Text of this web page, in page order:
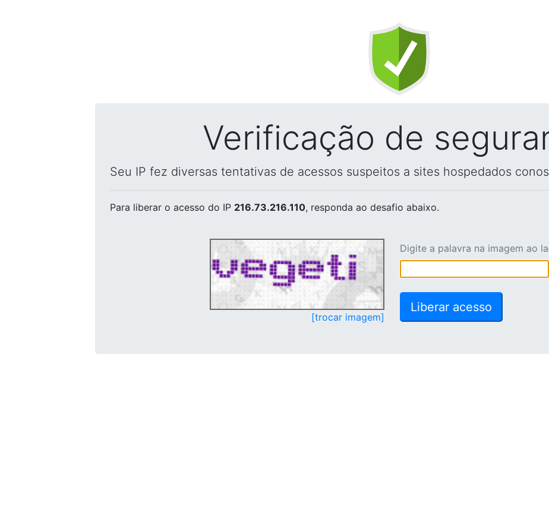
Verificação de
Seu IP fez diversas tentativas de acessos suspeitos a sites hospedados
Para liberar o acesso do IP 216.73.216.110, responda ao desafio abaixo.
[trocar imagem]
Digite a palavra na imagem ao